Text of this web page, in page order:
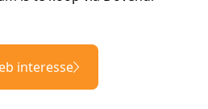
interesse